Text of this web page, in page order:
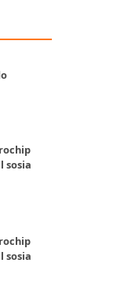
sosia
sosia